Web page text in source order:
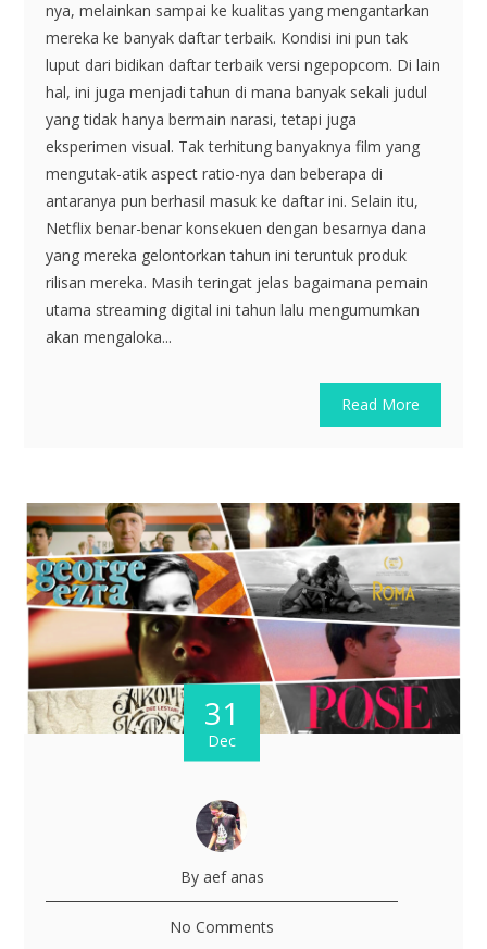
nya, melainkan sampai ke kualitas yang mengantarkan
mereka ke banyak daftar terbaik. Kondisi ini pun tak
luput dari bidikan daftar terbaik versi ngepopcom. Di lain
hal, ini juga menjadi tahun di mana banyak sekali judul
yang tidak hanya bermain narasi, tetapi juga
eksperimen visual. Tak terhitung banyaknya film yang
mengutak-atik aspect ratio-nya dan beberapa di
antaranya pun berhasil masuk ke daftar ini. Selain itu,
Netflix benar-benar konsekuen dengan besarnya dana
yang mereka gelontorkan tahun ini teruntuk produk
rilisan mereka. Masih teringat jelas bagaimana pemain
utama streaming digital ini tahun lalu mengumumkan
akan mengaloka...
Read More
31
Dec
By aef anas
No Comments